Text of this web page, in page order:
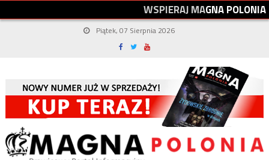
WSPIERAJMAGNAPOLONIA
Piątek, 07 Sierpnia 2026